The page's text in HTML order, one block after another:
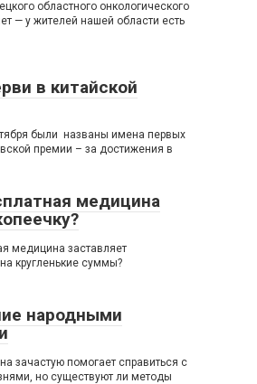
областного онкологического
— у жителей нашей области есть
в китайской
были названы имена первых
премии – за достижения в
медицина
медицина заставляет
кругленькие суммы?
народными
зачастую помогает справиться с
но существуют ли методы